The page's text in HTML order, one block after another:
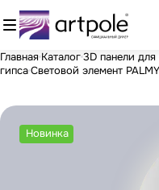
Главная Каталог3D панели для
гипсаСветовой элемент
Новинка